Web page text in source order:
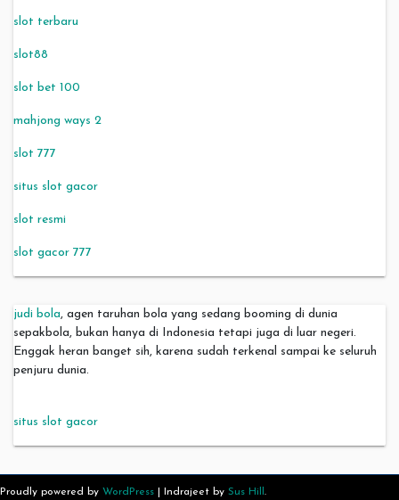
slot terbaru
slot88
slot bet 100
mahjong ways 2
slot 777
situs slot gacor
slot resmi
slot gacor 777
judi bola, agen taruhan bola yang sedang booming di dunia
sepakbola, bukan hanya di Indonesia tetapi juga di luar negeri.
Enggak heran banget sih, karena sudah terkenal sampai ke seluruh
penjuru dunia.
situs slot gacor
Proudly powered by WordPress Indrajeet by Sus Hill .